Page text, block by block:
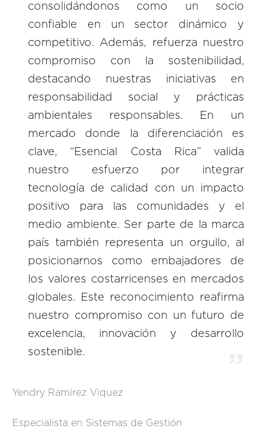
consolidándonos como un socio
confiable en un sector dinámico y
competitivo. Además, refuerza nuestro
compromiso con la sostenibilidad,
destacando nuestras iniciativas en
responsabilidad social y prácticas
ambientales responsables. En un
mercado donde la diferenciación es
clave, “Esencial Costa Rica” valida
nuestro esfuerzo por integrar
tecnología de calidad con un impacto
positivo para las comunidades y el
medio ambiente. Ser parte de la marca
país también representa un orgullo, al
posicionarnos como embajadores de
los valores costarricenses en mercados
globales. Este reconocimiento reafirma
nuestro compromiso con un futuro de
excelencia, innovación y desarrollo
sostenible.
Yendry Ramírez Viquez
Especialista en Sistemas de Gestión